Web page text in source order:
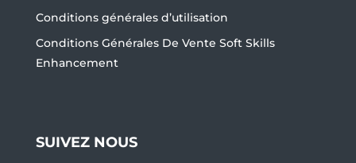
Conditions générales d’utilisation
Conditions Générales De Vente Soft Skills
Enhancement
SUIVEZ NOUS